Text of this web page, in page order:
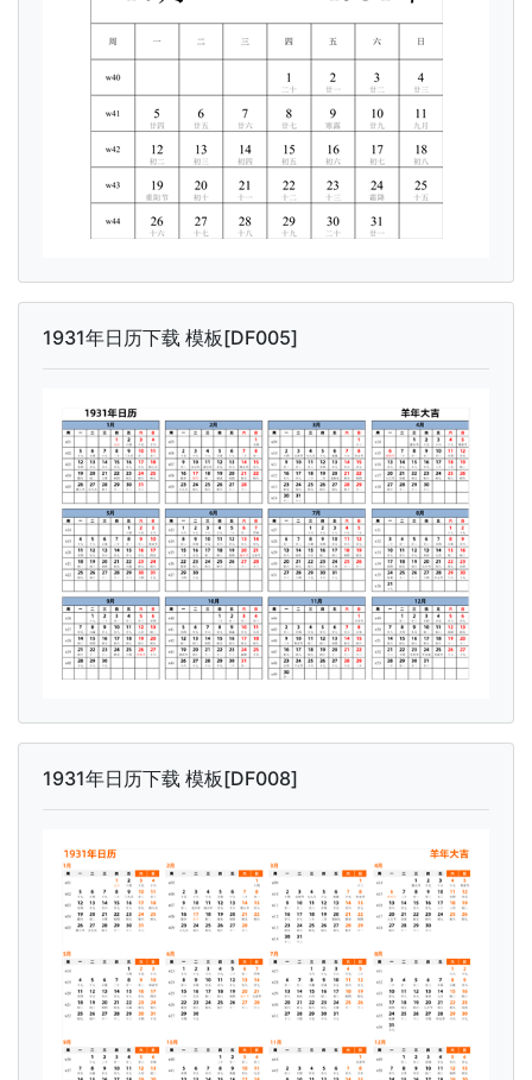
1931年日历下载 模板[DF005]
1931年日历下载 模板[DF008]